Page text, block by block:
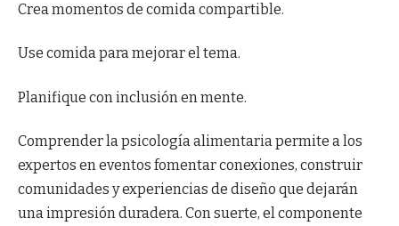
Crea momentos de comida compartible.
Use comida para mejorar el tema.
Planifique con inclusión en mente.
Comprender la psicología alimentaria permite a los
expertos en eventos fomentar conexiones, construir
comunidades y experiencias de diseño que dejarán
una impresión duradera. Con suerte, el componente